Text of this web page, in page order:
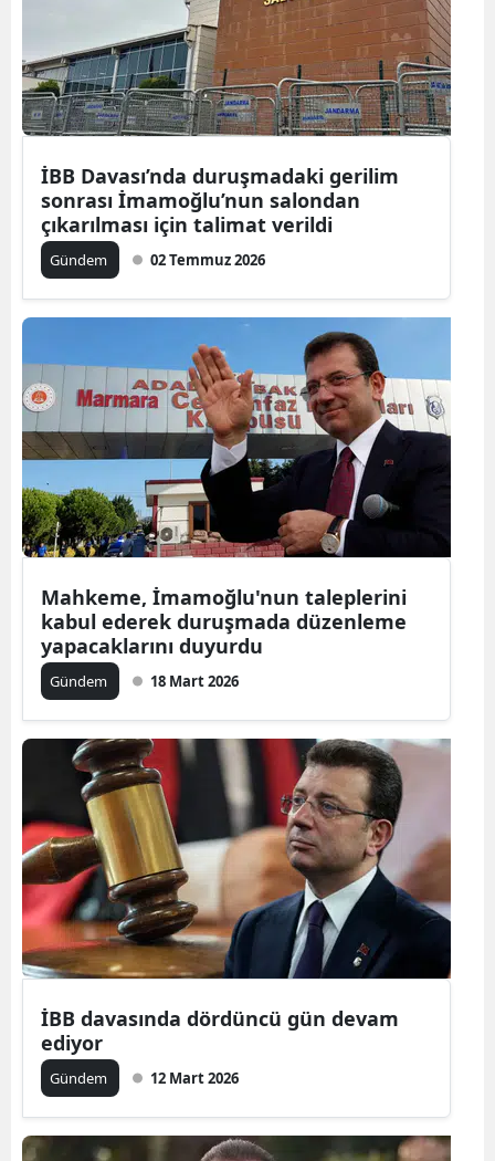
İBB Davası’nda duruşmadaki gerilim
sonrası İmamoğlu’nun salondan
çıkarılması için talimat verildi
Gündem 02 Temmuz 2026
Mahkeme, İmamoğlu'nun taleplerini
kabul ederek duruşmada düzenleme
yapacaklarını duyurdu
Gündem 18 Mart 2026
İBB davasında dördüncü gün devam
ediyor
Gündem 12 Mart 2026